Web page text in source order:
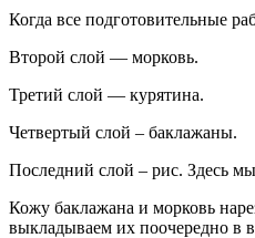
Когда все подготовительные
Второй слой — морковь.
Третий слой — курятина.
Четвертый слой – баклажаны.
Последний слой – рис. Здесь
Кожу баклажана и морковь
выкладываем их поочередно в